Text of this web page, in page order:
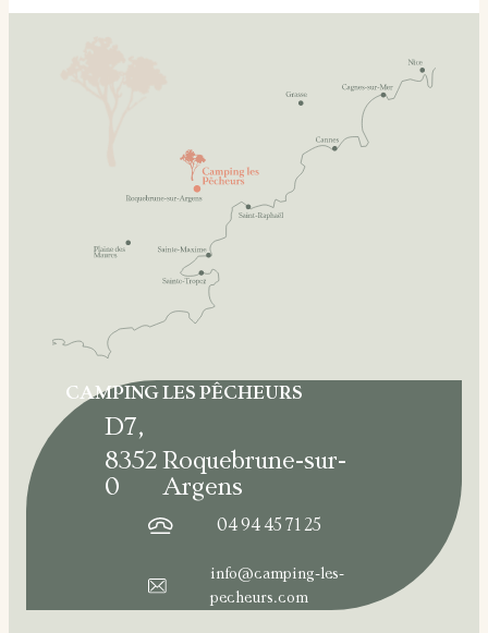
CAMPING LES PÊCHEURS
D7,
8352
0
Roquebrune-sur-
Argens
04 94 45 71 25
info@camping-les-
pecheurs.com